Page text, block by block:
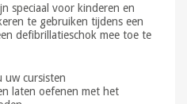
speciaal voor kinderen en
te gebruiken tijdens een
defibrillatieschok mee toe te
uw cursisten
laten oefenen met het